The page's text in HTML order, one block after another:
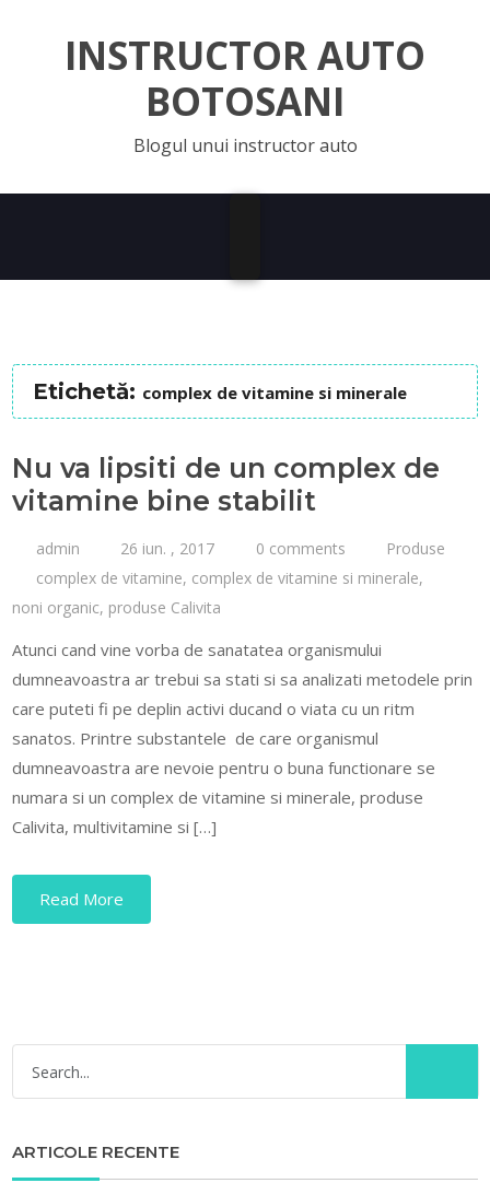
INSTRUCTOR AUTO
BOTOSANI
Blogul unui instructor auto
Etichetă: complex de vitamine si minerale
Nu va lipsiti de un complex de
vitamine bine stabilit
admin 26 iun. , 2017 0 comments
Produse
complex de vitamine, complex de vitamine si minerale,
noni organic, produse Calivita
Atunci cand vine vorba de sanatatea organismului
dumneavoastra ar trebui sa stati si sa analizati metodele prin
care puteti fi pe deplin activi ducand o viata cu un ritm
sanatos. Printre substantele de care organismul
dumneavoastra are nevoie pentru o buna functionare se
numara si un complex de vitamine si minerale, produse
Calivita, multivitamine si […]
Read More
ARTICOLE RECENTE